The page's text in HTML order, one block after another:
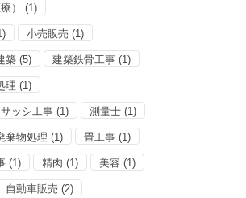
） (1)
小売販売 (1)
築 (5) 建築鉄骨工事 (1)
理 (1)
ッシ工事 (1) 測量士 (1)
棄物処理 (1) 畳工事 (1)
(1) 精肉 (1) 美容 (1)
自動車販売 (2)